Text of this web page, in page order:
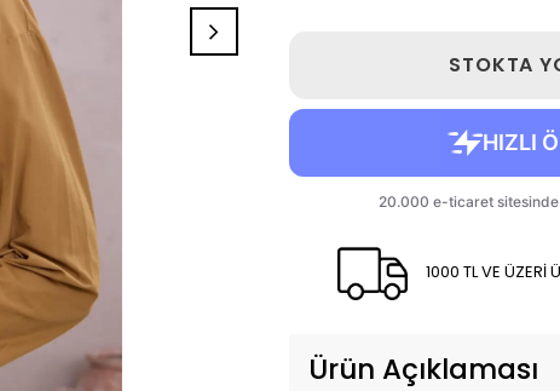
STOKTA
1000 TL VE ÜZERİ
Ürün Açıklaması